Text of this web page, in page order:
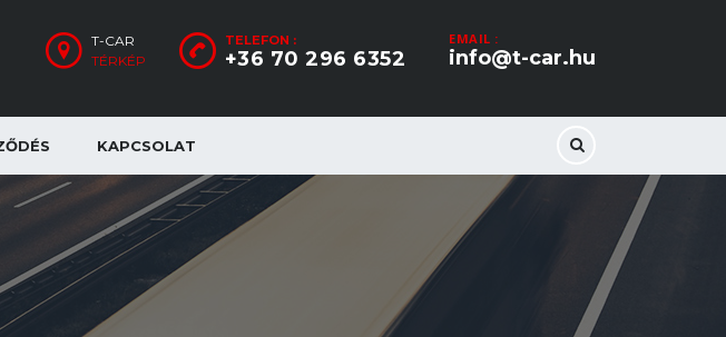
EMAIL :
info@t-car.hu
TELEFON :
+36 70 296 6352
T-CAR
TÉRKÉP
KAPCSOLAT